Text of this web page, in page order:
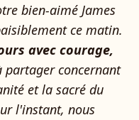
bien-aimé James
ce matin.
avec courage,
partager concernant
et la sacré du
l'instant, nous